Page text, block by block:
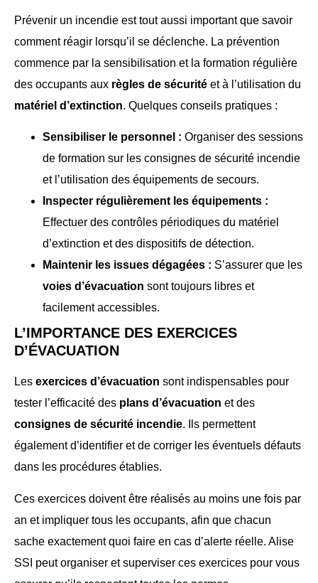
Prévenir un incendie est tout aussi important que savoir
comment réagir lorsqu’il se déclenche. La prévention
commence par la sensibilisation et la formation régulière
des occupants aux règles de sécurité et à l’utilisation du
matériel d’extinction. Quelques conseils pratiques :
Sensibiliser le personnel : Organiser des sessions
de formation sur les consignes de sécurité incendie
et l’utilisation des équipements de secours.
Inspecter régulièrement les équipements :
Effectuer des contrôles périodiques du matériel
d’extinction et des dispositifs de détection.
Maintenir les issues dégagées : S’assurer que les
voies d’évacuation sont toujours libres et
facilement accessibles.
L’IMPORTANCE DES EXERCICES
D’ÉVACUATION
Les exercices d’évacuation sont indispensables pour
tester l’efficacité des plans d’évacuation et des
consignes de sécurité incendie. Ils permettent
également d’identifier et de corriger les éventuels défauts
dans les procédures établies.
Ces exercices doivent être réalisés au moins une fois par
an et impliquer tous les occupants, afin que chacun
sache exactement quoi faire en cas d’alerte réelle. Alise
SSI peut organiser et superviser ces exercices pour vous